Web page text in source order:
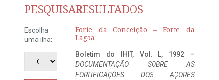
PESQUISAR
Escolha
uma ilha:
RESULTADOS
Forte da Conceição – Forte da
Lagoa
Boletim do IHIT, Vol. L, 1992 –
DOCUMENTAÇÃO SOBRE AS
FORTIFICAÇÕES DOS AÇORES